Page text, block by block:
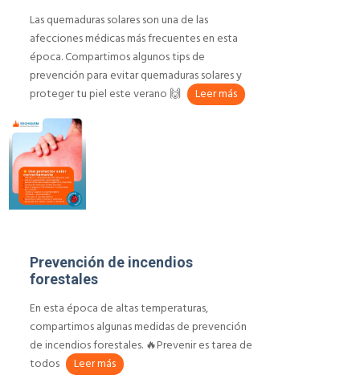
Las quemaduras solares son una de las
afecciones médicas más frecuentes en esta
época. Compartimos algunos tips de
prevención para evitar quemaduras solares y
proteger tu piel este verano 🙌
Leer más
Prevención de incendios
forestales
En esta época de altas temperaturas,
compartimos algunas medidas de prevención
de incendios forestales. 🔥Prevenir es tarea de
todos
Leer más